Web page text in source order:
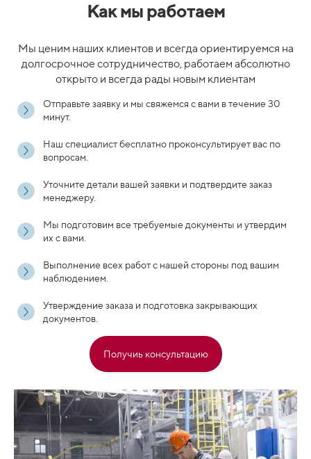
Как мы работаем
Мы ценим наших клиентов и всегда ориентируемся на
долгосрочное сотрудничество, работаем абсолютно
открыто и всегда рады новым клиентам
Отправьте заявку и мы свяжемся с вами в течение 30
минут.
Наш специалист бесплатно проконсультирует вас по
вопросам.
Уточните детали вашей заявки и подтвердите заказ
менеджеру.
Мы подготовим все требуемые документы и утвердим
их с вами.
Выполнение всех работ с нашей стороны под вашим
наблюдением.
Утверждение заказа и подготовка закрывающих
документов.
Получиь консультацию